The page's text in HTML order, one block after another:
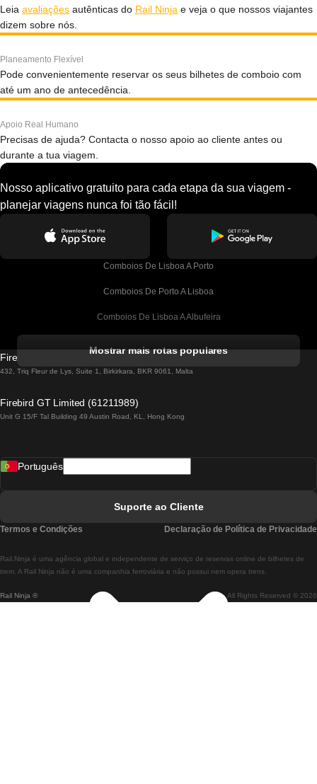
Leia avaliações autênticas do Rail Ninja e veja o que nossos viajantes
dizem sobre nós.
Planeamento Flexível
Pode convenientemente reservar os seus bilhetes de comboio com
até um ano de antecedência.
Apoio Real Humano
Precisas de ajuda? Contacta o nosso apoio ao cliente antes ou
durante a tua viagem.
Nosso aplicativo gratuito para cada etapa da sua viagem -
planejar viagens nunca foi tão fácil!
Comboios De Lisboa A Porto
Comboios De Porto A Lisboa
Comboios De Lisboa A Albufeira
Comboios De Lisboa A Lagos
Comboios De Lisboa A Madrid
Comboios De Lisboa A Braga
Comboios De Braga A Lisboa
Mostrar mais rotas populares
Firebird GT Limited (OC 1451)
432, Triq Fleur de Lys, Suite 1, Birkirkara, BKR 9061, Malta
Firebird GT Limited (61211989)
Unit G 15/F Tal Building 49 Austin Road, KL, Hong Kong
Rail Ninja ® All Rights Reserved © 2026
Rail.Ninja é uma agência global e independente de serviço de reservas online de bilhetes de
trem. A Rail Ninja não é uma companhia ferroviária e não possui nem opera trens.
Português
Suporte ao Cliente
Termos e Condições Declaração de Política de Privacidade